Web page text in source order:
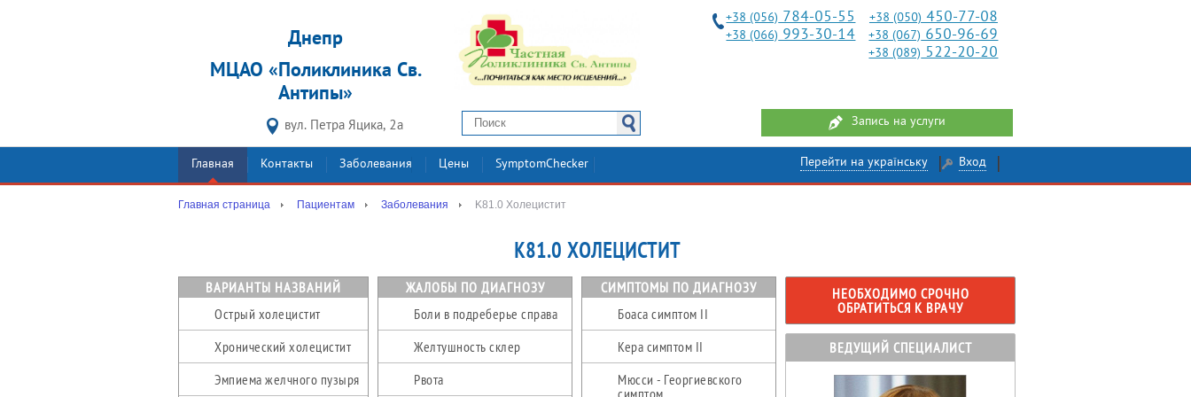
Днепр
МЦАО «Поликлиника Св.
Антипы»
вул. Петра Яцика, 2а
+38 (056) 784-05-55
+38 (066) 993-30-14
+38 (050) 450-77-08
+38 (067) 650-96-69
+38 (089) 522-20-20
Главная Контакты Заболевания Цены SymptomChecker
Запись на услуги
Перейти на українську Вход
Главная страница Пациентам Заболевания K81.0 Холецистит
K81.0 ХОЛЕЦИСТИТ
ВАРИАНТЫ НАЗВАНИЙ
Острый холецистит
Хронический холецистит
Эмпиема желчного пузыря
НЕОБХОДИМО СРОЧНО
ОБРАТИТЬСЯ К ВРАЧУ
ВЕДУЩИЙ СПЕЦИАЛИСТ
ЖАЛОБЫ ПО ДИАГНОЗУ
Боли в подреберье справа
Желтушность склер
Рвота
СИМПТОМЫ ПО ДИАГНОЗУ
Боаса симптом II
Кера симптом II
Мюсси - Георгиевского
симптом